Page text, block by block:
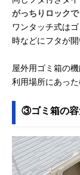
がっちりロック
ワンタッチ式は
時などにフタが開
屋外用ゴミ箱の
利用場所にあっ
③ゴミ箱の容